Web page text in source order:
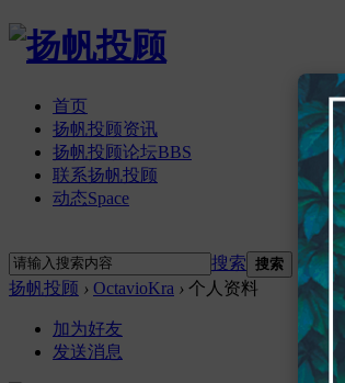
首页
扬帆投顾资讯
扬帆投顾论坛BBS
联系扬帆投顾
动态Space
搜索 搜索
扬帆投顾 › OctavioKra › 个人资料
加为好友
发送消息